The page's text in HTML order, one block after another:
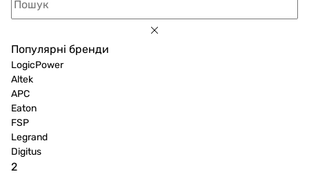
Популярні бренди
LogicPower
Altek
APC
Eaton
FSP
Legrand
Digitus
2